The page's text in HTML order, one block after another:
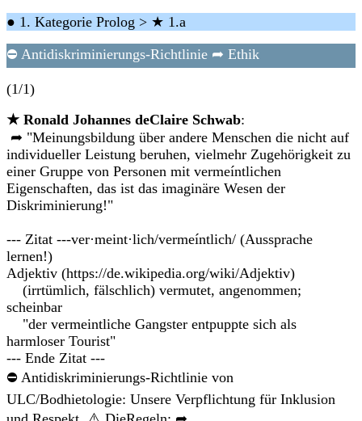
● 1. Kategorie Prolog > ★ 1.a
⛔ Antidiskriminierungs-Richtlinie ➦ Ethik
(1/1)
★ Ronald Johannes deClaire Schwab:
➦ "Meinungsbildung über andere Menschen die nicht auf
individueller Leistung beruhen, vielmehr Zugehörigkeit zu
einer Gruppe von Personen mit vermeíntlichen
Eigenschaften, das ist das imaginäre Wesen der
Diskriminierung!"
--- Zitat ---ver·meint·lich/vermeíntlich/ (Aussprache
lernen!)
Adjektiv (https://de.wikipedia.org/wiki/Adjektiv)
(irrtümlich, fälschlich) vermutet, angenommen;
scheinbar
"der vermeintliche Gangster entpuppte sich als
harmloser Tourist"
--- Ende Zitat ---
⛔ Antidiskriminierungs-Richtlinie von
ULC/Bodhietologie: Unsere Verpflichtung für Inklusion